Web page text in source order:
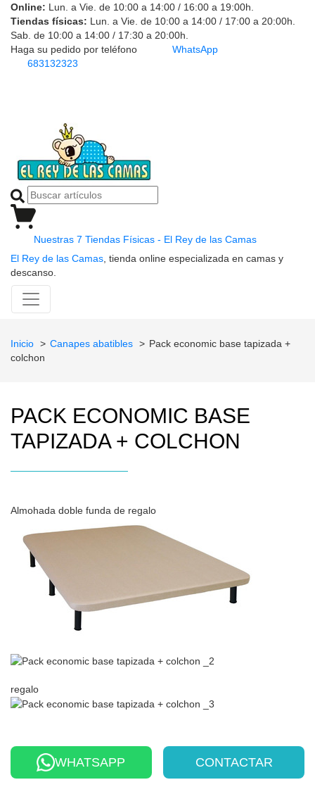
Online: Lun. a Vie. de 10:00 a 14:00 / 16:00 a 19:00h.
Tiendas físicas: Lun. a Vie. de 10:00 a 14:00 / 17:00 a 20:00h.
Sab. de 10:00 a 14:00 / 17:30 a 20:00h.
Haga su pedido por teléfono
683132323
WhatsApp
Nuestras 7 Tiendas Físicas - El Rey de las Camas
El Rey de las Camas , tienda online especializada en camas y
descanso.
Inicio Canapes abatibles
Pack economic base tapizada +
colchon
PACK ECONOMIC BASE
TAPIZADA + COLCHON
Almohada doble funda de regalo
regalo
WHATSAPP CONTACTAR